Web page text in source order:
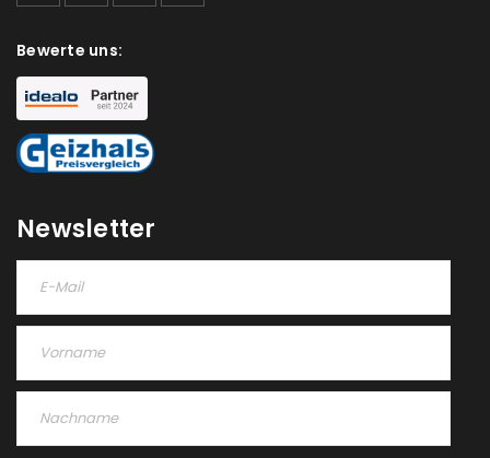
Ein Link zum Erstellen eines neuen Passworts wird an
deine E-Mail-Adresse gesendet.
Please select all the ways you would like to hear from
us
Ich stimme zu
akzeptiere dieDatenschutzerklärung. *
Bewerte uns:
Newsletter